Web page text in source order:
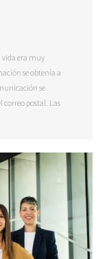
vida era muy
se obtenía a
se
correo postal. Las